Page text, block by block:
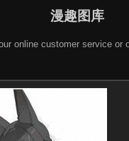
漫趣图库
customer service or